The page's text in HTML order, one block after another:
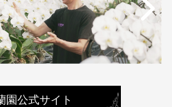
園公式サイト